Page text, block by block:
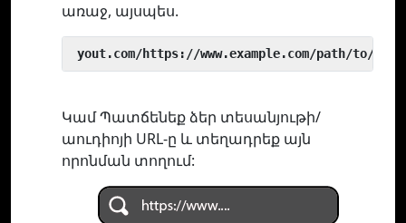
առաջ, այսպես.
yout.com/https://www.example.com/path/to/
Կամ Պատճենեք ձեր տեսանյութի/
աուդիոյի URL-ը և տեղադրեք այն
որոնման տողում: